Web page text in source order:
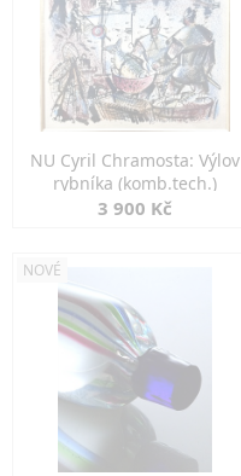
NU Cyril Chramosta: Výlov
rybníka (komb.tech.)
3 900 Kč
NOVÉ